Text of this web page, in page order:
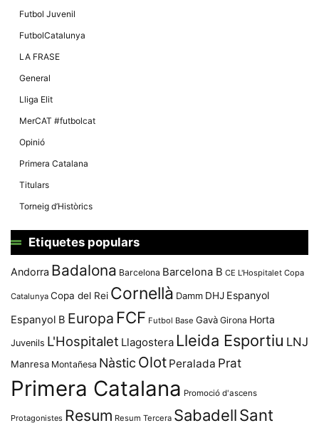
Futbol Juvenil
FutbolCatalunya
LA FRASE
General
Lliga Elit
MerCAT #futbolcat
Opinió
Primera Catalana
Titulars
Torneig d’Històrics
Etiquetes populars
Andorra Badalona Barcelona Barcelona B CE L'Hospitalet Copa
Catalunya Copa del Rei Cornellà Damm DHJ Espanyol
Espanyol B Europa FCF Futbol Base Gavà Girona Horta
Juvenils L'Hospitalet Llagostera Lleida Esportiu LNJ
Manresa Montañesa Nàstic Olot Peralada Prat
Primera Catalana Promoció d'ascens
Protagonistes Resum Resum Tercera SabadellSant